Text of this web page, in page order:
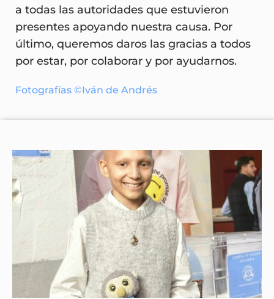
a todas las autoridades que estuvieron
presentes apoyando nuestra causa. Por
último, queremos daros las gracias a todos
por estar, por colaborar y por ayudarnos.
Fotografías ©Iván de Andrés